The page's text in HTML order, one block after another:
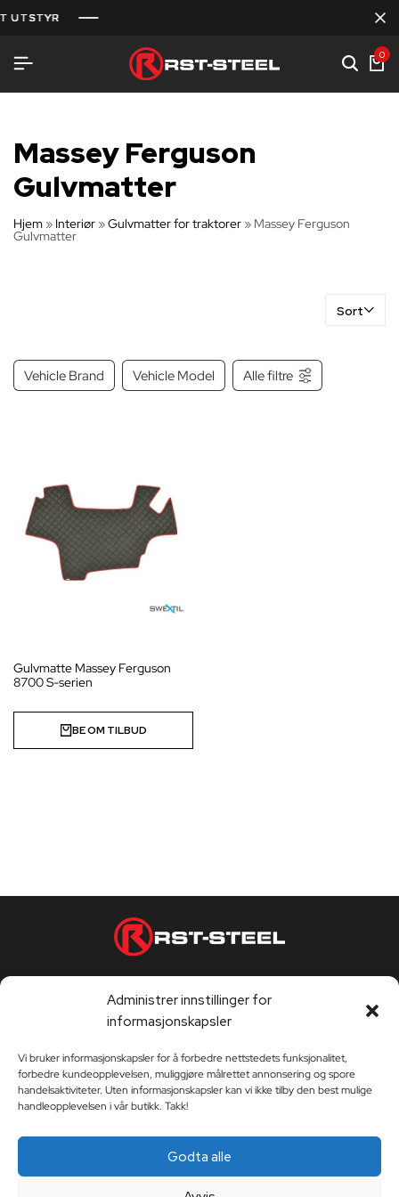
Administrer innstillinger for
informasjonskapsler
Vi bruker informasjonskapsler for å forbedre nettstedets funksjonalitet,
forbedre kundeopplevelsen, muliggjøre målrettet annonsering og spore
handelsaktiviteter. Uten informasjonskapsler kan vi ikke tilby den best mulige
handleopplevelsen i vår butikk. Takk!
Godta alle
UTSTYR
UTSTYR
UTSTYR
0
Massey Ferguson
Gulvmatter
Hjem » Interiør »Gulvmatter for traktorer » Massey Ferguson
Gulvmatter
Sort
Vehicle Brand Vehicle Model Alle filtre
Gulvmatte Massey Ferguson
8700 S-serien
BE OM TILBUD
Kontortider hverdager 9:00-17:00
KUNDESERVICE
Leveringsvilkår
Historien om RST-Steel